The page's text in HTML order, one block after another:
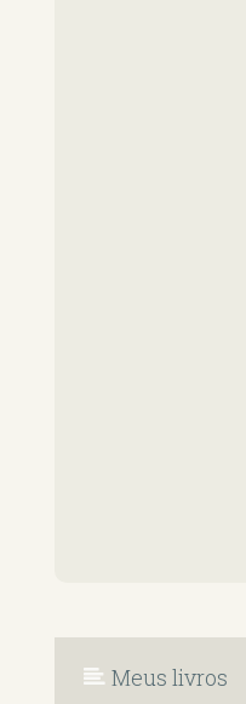
Meus livros